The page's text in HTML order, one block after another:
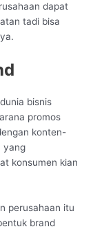
dapat
tadi bisa
bisnis
promos
konten-
yang
konsumen kian
perusahaan itu
brand